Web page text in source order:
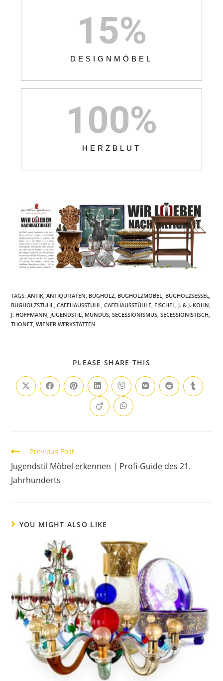
DESIGNMÖBEL
15%
HERZBLUT
100%
TAGS:ANTIK, ANTIQUITÄTEN, BUGHOLZ, BUGHOLZMÖBEL, BUGHOLZSESSEL,
BUGHOLZSTUHL, CAFEHAUSSTUHL, CAFEHAUSSTÜHLE, FISCHEL, J. & J. KOHN,
J. HOFFMANN, JUGENDSTIL, MUNDUS, SECESSIONISMUS, SECESSIONISTISCH,
THONET, WIENER WERKSTÄTTEN
PLEASE SHARE THIS
Previous Post
Jugendstil Möbel erkennen | Profi-Guide des 21.
Jahrhunderts
YOU MIGHT ALSO LIKE